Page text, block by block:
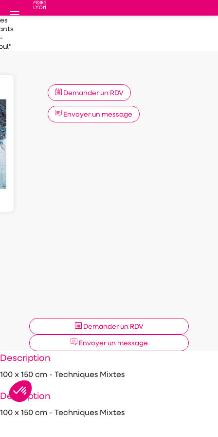
Demander un RDV
Envoyer un message
Demander un RDV
Envoyer un message
Description
100 x 150 cm - Techniques Mixtes
Description
100 x 150 cm - Techniques Mixtes